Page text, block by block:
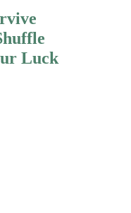
Luck